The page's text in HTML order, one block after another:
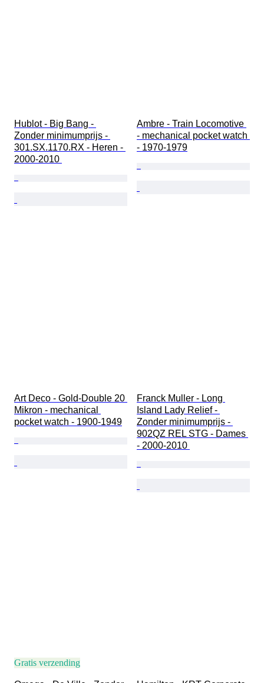
Hublot - Big Bang -
Zonder minimumprijs -
301.SX.1170.RX - Heren -
2000-2010
Ambre - Train Locomotive
- mechanical pocket watch
- 1970-1979
Art Deco - Gold-Double 20
Mikron - mechanical
pocket watch - 1900-1949
Franck Muller - Long
Island Lady Relief -
Zonder minimumprijs -
902QZ REL STG - Dames
- 2000-2010
Gratis verzending